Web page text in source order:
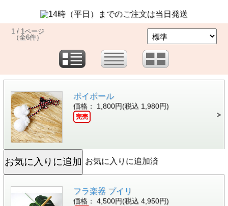
1 / 1ページ
（全6件）
ポイボール
価格： 1,800円(税込 1,980円)
完売
お気に入りに追加済
フラ楽器 プイリ
価格： 4,500円(税込 4,950円)